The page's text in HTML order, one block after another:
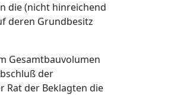
die (nicht hinreichend
deren Grundbesitz
Gesamtbauvolumen
der
Rat der Beklagten die